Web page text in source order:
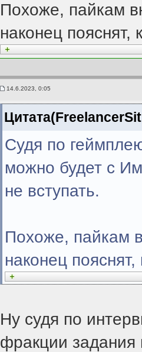
Похоже, пайкам
наконец пояснят,
14.6.2023, 0:05
Судя по
можно будет с
не вступать.
Похоже, пайкам
наконец
Ну судя по
фракции задания